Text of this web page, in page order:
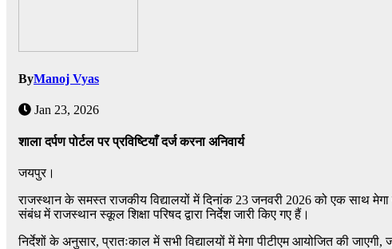
ByManoj Vyas
Jan 23, 2026
शाला दर्पण पोर्टल पर प्रविष्टियाँ दर्ज करना अनिवार्य
जयपुर।
राजस्थान के समस्त राजकीय विद्यालयों में दिनांक 23 जनवरी 2026 को एक साथ
संबंध में राजस्थान स्कूल शिक्षा परिषद द्वारा निर्देश जारी किए गए हैं।
निर्देशों के अनुसार, प्रातःकाल में सभी विद्यालयों में मेगा पीटीएम आयोजित की